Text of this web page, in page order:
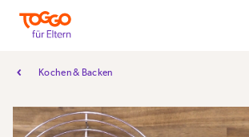
Kochen & Backen